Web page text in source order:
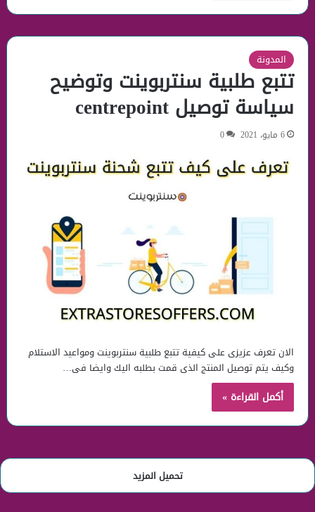
المدونة
تتبع طلبية سنتربوينت وتوضيح
سياسة توصيل centrepoint
6 مايو، 2021 0
الان تعرف عزيزى على كيفية تتبع طلبية سنتربوينت ومواعيد الاستلام
وكيف يتم توصيل المنتج الذى قمت بطلبه اليك وايضا فى…
أكمل القراءة »
تحميل المزيد